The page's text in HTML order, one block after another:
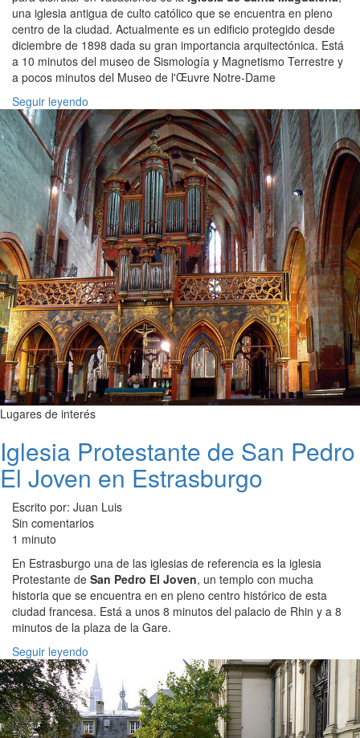
una iglesia antigua de culto católico que se encuentra en pleno
centro de la ciudad. Actualmente es un edificio protegido desde
diciembre de 1898 dada su gran importancia arquitectónica. Está
a 10 minutos del museo de Sismología y Magnetismo Terrestre y
a pocos minutos del Museo de l'Œuvre Notre-Dame
Seguir leyendo
Lugares de interés
Iglesia Protestante de San Pedro
El Joven en Estrasburgo
Escrito por: Juan Luis
Sin comentarios
1 minuto
En Estrasburgo una de las iglesias de referencia es la iglesia
Protestante de San Pedro El Joven, un templo con mucha
historia que se encuentra en en pleno centro histórico de esta
ciudad francesa. Está a unos 8 minutos del palacio de Rhin y a 8
minutos de la plaza de la Gare.
Seguir leyendo